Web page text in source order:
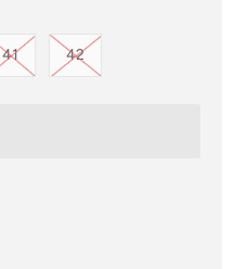
41Variante agotada o no disponible
42Variante agotada o no